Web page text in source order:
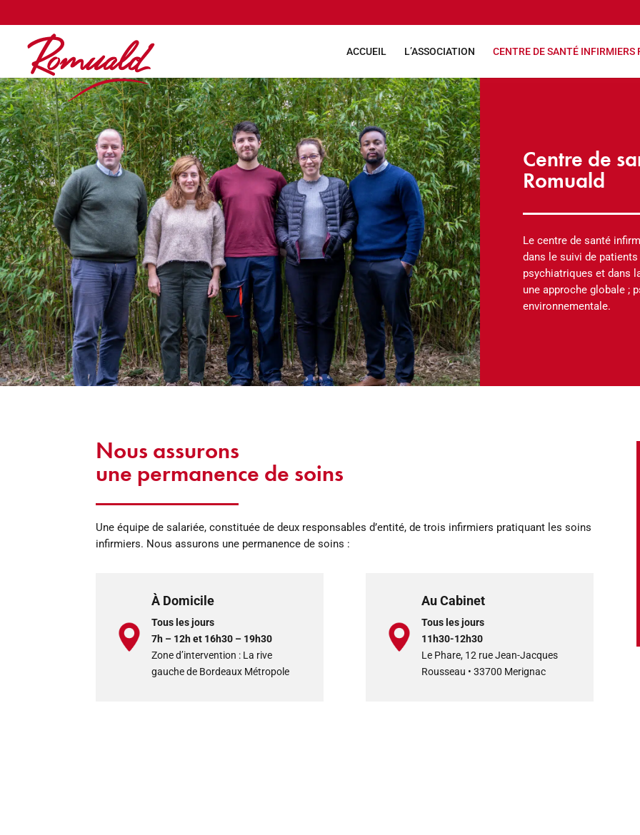
ACCUEIL L’ASSOCIATION CENTRE DE SANTÉ INFIRMIERS
Centre de
Romuald
Le centre de santé
dans le suivi de
psychiatriques et dans
une approche globale ;
environnementale.
Nous assurons
une permanence de soins
Une équipe de salariée, constituée de deux responsables d’entité, de trois infirmiers pratiquant les soins
infirmiers. Nous assurons une permanence de soins :
À Domicile
Tous les jours
7h – 12h et 16h30 – 19h30
Zone d’intervention : La rive
gauche de Bordeaux Métropole
Au Cabinet
Tous les jours
11h30-12h30
Le Phare, 12 rue Jean-Jacques
Rousseau • 33700 Merignac